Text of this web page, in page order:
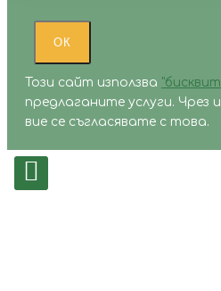
ОК
Този сайт използва
предлаганите услуги. Чрез
вие се съгласявате с това.